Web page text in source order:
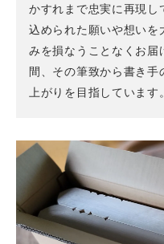
かすれまで忠実に再現し
込められた願いや想いを
みを損なうことなくお届
間、その筆致から書き
上がりを目指しています。